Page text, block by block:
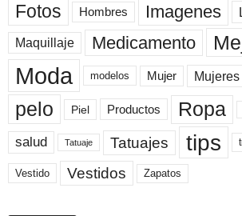
Fotos Hombres Imagenes
Maquillaje Medicamento
Moda modelos Mujer Mujeres
pelo Piel Productos Ropa
salud Tatuaje Tatuajes tips
Vestido Vestidos Zapatos